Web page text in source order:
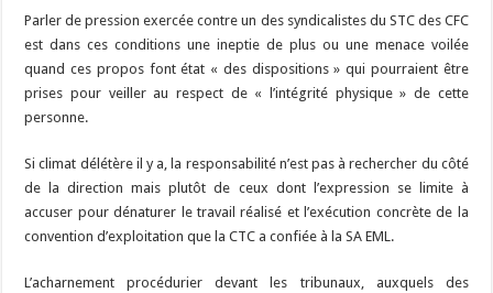
Parler de pression exercée contre un des syndicalistes du STC des CFC
est dans ces conditions une ineptie de plus ou une menace voilée
quand ces propos font état « des dispositions » qui pourraient être
prises pour veiller au respect de « l’intégrité physique » de cette
personne.
Si climat délétère il y a, la responsabilité n’est pas à rechercher du côté
de la direction mais plutôt de ceux dont l’expression se limite à
accuser pour dénaturer le travail réalisé et l’exécution concrète de la
convention d’exploitation que la CTC a confiée à la SA EML.
L’acharnement procédurier devant les tribunaux, auxquels des